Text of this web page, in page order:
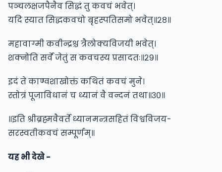
पञ्चलक्षजपैनैव सिद्धं तु कवचं भवेत्।
यदि स्यात सिद्धकवचो बृहस्पतिसमो भवेत्॥२८॥
महावाग्मी कवीन्द्रश्च त्रैलोक्यविजयी भवेत्।
शक्नोति सर्वे जेतुं स कवचस्य प्रसादतः॥२९॥
इदं ते काण्वशाखोक्तं कथितं कवचं मुने।
स्तोत्रं पूजाविधानं च ध्यानं वै वन्दनं तथा॥३०॥
॥इति श्रीब्रह्मवैवर्ते ध्यानमन्त्रसहितं विश्वविजय-
सरस्वतीकवचं सम्पूर्णम्॥
यह भी देखे -